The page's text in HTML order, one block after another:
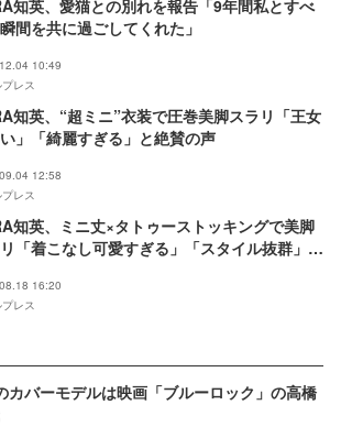
知英、愛猫との別れを報告「9年間私とすべ
間を共に過ごしてくれた」
10:49
レス
知英、“超ミニ”衣装で圧巻美脚スラリ「王女
」「綺麗すぎる」と絶賛の声
12:58
レス
知英、ミニ丈×タトゥーストッキングで美脚
「着こなし可愛すぎる」「スタイル抜群」と
16:20
レス
カバーモデルは映画「ブルーロック」の高橋